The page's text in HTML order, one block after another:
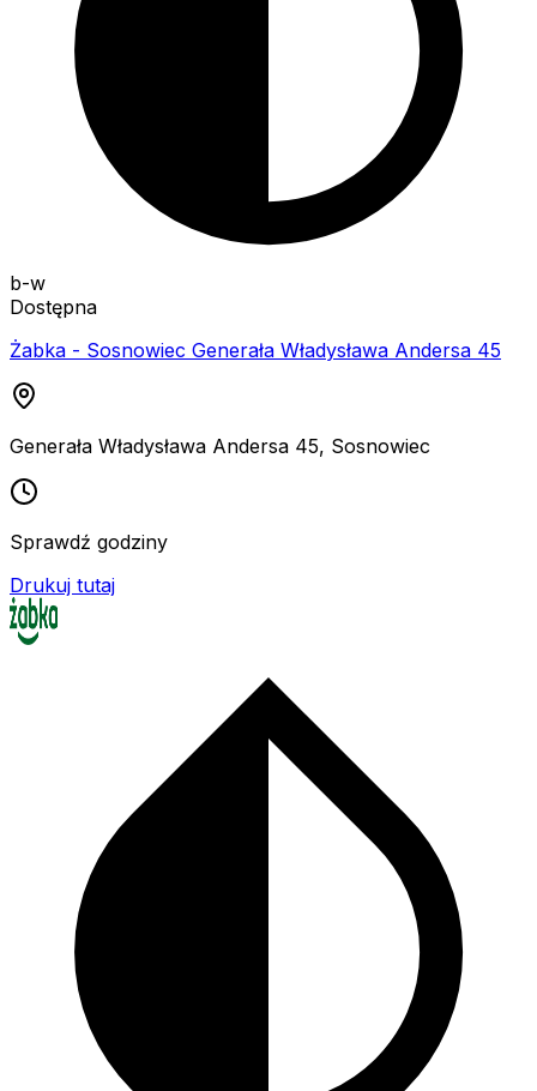
b-w
Dostępna
Żabka - Sosnowiec Generała Władysława Andersa 45
Generała Władysława Andersa 45, Sosnowiec
Sprawdź godziny
Drukuj tutaj